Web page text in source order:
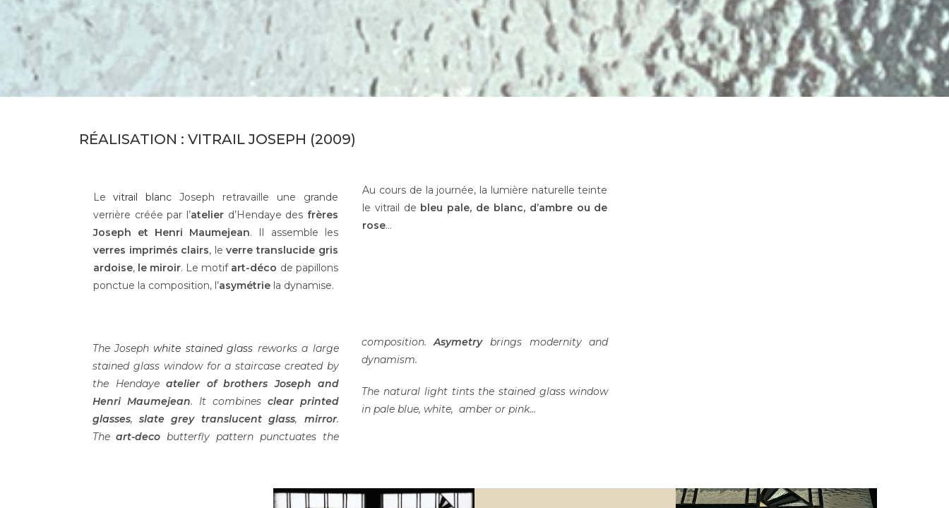
RÉALISATION : VITRAIL JOSEPH (2009)
Le vitrail blanc Joseph retravaille une grande
verrière créée par l’atelier d’Hendaye des frères
Joseph et Henri Maumejean. Il assemble les
verres imprimés clairs, le verre translucide gris
ardoise, le miroir. Le motif art-déco de papillons
ponctue la composition, l’asymétrie la dynamise.
Au cours de la journée, la lumière naturelle teinte
le vitrail de bleu pale, de blanc, d’ambre ou de
rose…
The Joseph white stained glass reworks a large
stained glass window for a staircase created by
the Hendaye atelier of brothers Joseph and
Henri Maumejean. It combines clear printed
glasses, slate grey translucent glass, mirror.
The art-deco butterfly pattern punctuates the
composition.Asymetrybrings modernity and
dynamism.
The natural light tints the stained glass window
in pale blue, white, amber or pink…